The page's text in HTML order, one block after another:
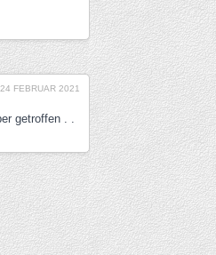
24 FEBRUAR 2021
getroffen . .